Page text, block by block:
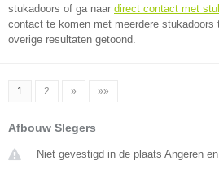
stukadoors of ga naar direct contact met
contact te komen met meerdere stukadoors
overige resultaten getoond.
1 2 » »»
Afbouw Slegers
Niet gevestigd in de plaats Angeren